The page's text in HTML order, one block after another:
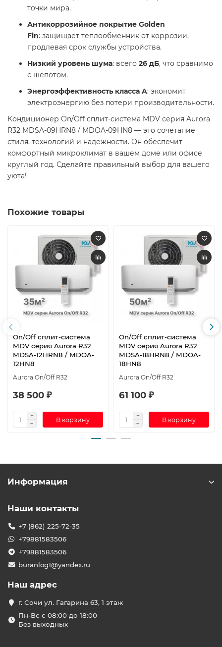
точки мира.
Антикоррозийное покрытие Golden
Fin: защищает теплообменник от коррозии,
продлевая срок службы устройства.
Низкий уровень шума: всего 26 дБ, что сравнимо
с шепотом.
Энергоэффективность класса A: экономит
электроэнергию без потери производительности.​
Кондиционер On/Off cплит-система MDV серия Aurora
R32 MDSA-09HRN8 / MDOA-09HN8 — это сочетание
стиля, технологий и надежности. Он обеспечит
комфортный микроклимат в вашем доме или офисе
круглый год. Сделайте правильный выбор для вашего
уюта! ️​
Похожие товары
On/Off cплит-система
MDV серия Aurora R32
MDSA-12HRN8 / MDOA-
12HN8
Aurora On/Off R32
38 500 ₽
В корзину
On/Off cплит-система
MDV серия Aurora R32
MDSA-18HRN8 / MDOA-
18HN8
Aurora On/Off R32
61 100 ₽
В корзину
Информация
Наши контакты
+7 (862) 225-72-35
+79881583506
+79881583506
buranlog1@yandex.ru
Наш адрес
г. Сочи ул. Гагарина 63, 1 этаж
Пн-Вс с 08:00 до 18:00
Без выходных